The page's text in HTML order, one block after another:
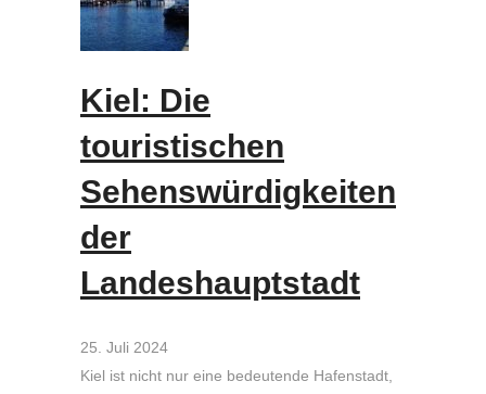
Kiel: Die
touristischen
Sehenswürdigkeiten
der
Landeshauptstadt
25. Juli 2024
Kiel ist nicht nur eine bedeutende Hafenstadt,